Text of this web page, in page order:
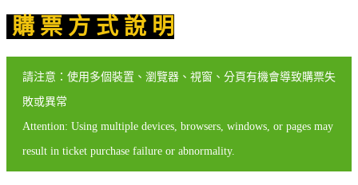
購 票 方 式 說 明
請注意：使用多個裝置、瀏覽器、視窗、分頁有機會導致購票失
敗或異常
Attention: Using multiple devices, browsers, windows, or pages may
result in ticket purchase failure or abnormality.